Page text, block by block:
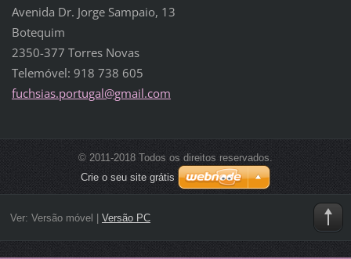
Avenida Dr. Jorge Sampaio, 13
Botequim
2350-377 Torres Novas
Telemóvel: 918 738 605
fuchsias.portugal@gmail.com
© 2011-2018 Todos os direitos reservados.
Crie o seu site grátis
Ver: Versão móvel Versão PC